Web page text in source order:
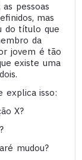
pessoas
mas
do título que
da
jovem é tão
existe uma
explica isso:
X?
mudou?